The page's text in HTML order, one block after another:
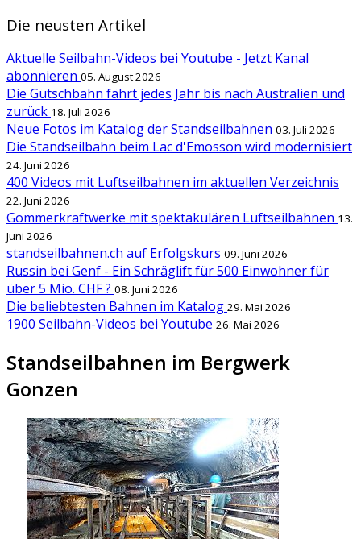
Die neusten Artikel
Aktuelle Seilbahn-Videos bei Youtube - Jetzt Kanal
abonnieren 05. August 2026
Die Gütschbahn fährt jedes Jahr bis nach Australien und
zurück 18. Juli 2026
Neue Fotos im Katalog der Standseilbahnen 03. Juli 2026
Die Standseilbahn beim Lac d'Emosson wird modernisiert
24. Juni 2026
400 Videos mit Luftseilbahnen im aktuellen Verzeichnis
22. Juni 2026
Gommerkraftwerke mit spektakulären Luftseilbahnen 13.
Juni 2026
standseilbahnen.ch auf Erfolgskurs 09. Juni 2026
Russin bei Genf - Ein Schräglift für 500 Einwohner für
über 5 Mio. CHF ? 08. Juni 2026
Die beliebtesten Bahnen im Katalog 29. Mai 2026
1900 Seilbahn-Videos bei Youtube 26. Mai 2026
Standseilbahnen im Bergwerk
Gonzen